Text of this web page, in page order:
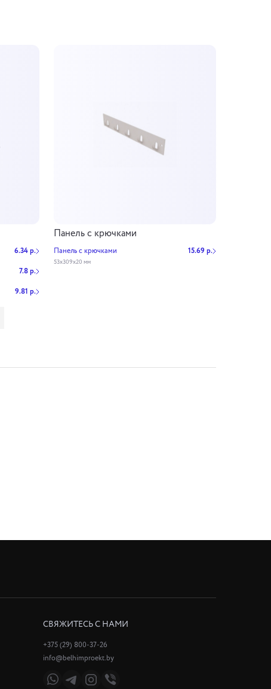
6.34 р.
7.8 р.
9.81 р.
Панель с крючками
Панель с крючками 15.69 р.
53х309х20 мм
СВЯЖИТЕСЬ С НАМИ
+375 (29) 800-37-26
info@belhimproekt.by